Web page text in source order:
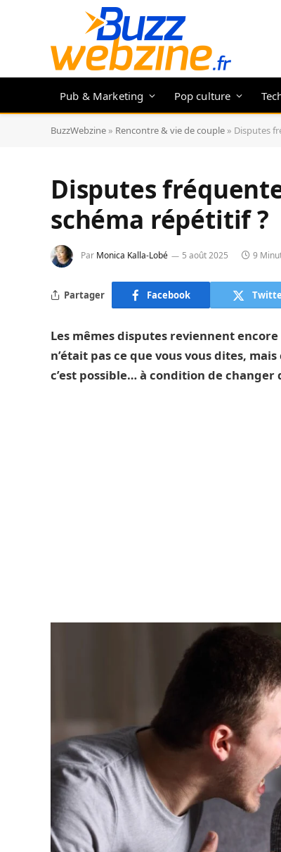
Pub & Marketing Pop culture
BuzzWebzine » Rencontre & vie de couple » Disputes
Disputes
schéma répétitif ?
Par Monica Kalla-Lobé 5 août 2025 9
Partager Facebook
Les mêmes disputes reviennent
n’était pas ce que vous vous dites,
c’est possible… à condition de